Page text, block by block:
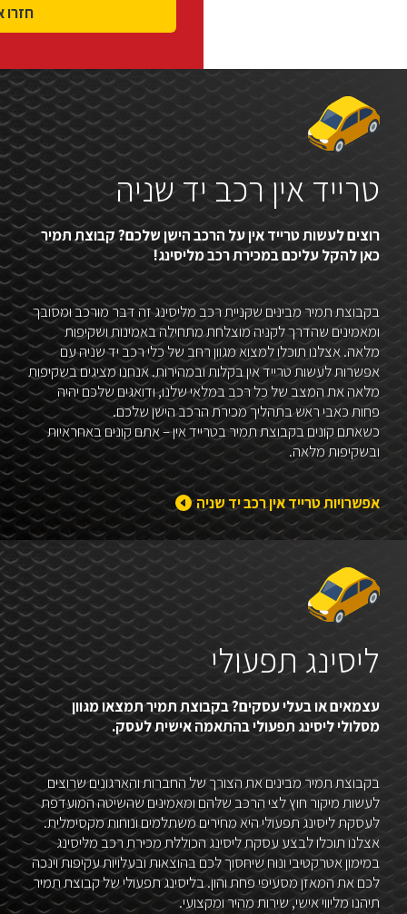
טרייד אין רכב יד שניה
רוצים לעשות טרייד אין על הרכב הישן שלכם? קבוצת תמיר
כאן להקל עליכם במכירת רכב מליסינג!
בקבוצת תמיר מבינים שקניית רכב מליסינג זה דבר מורכב ומסובך
ומאמינים שהדרך לקניה מוצלחת מתחילה באמינות ושקיפות
מלאה. אצלנו תוכלו למצוא מגוון רחב של כלי רכב יד שניה עם
אפשרות לעשות טרייד אין בקלות ובמהירות. אנחנו מציגים בשקיפות
מלאה את המצב של כל רכב במלאי שלנו, ודואגים שלכם יהיה
פחות כאבי ראש בתהליך מכירת הרכב הישן שלכם.
כשאתם קונים בקבוצת תמיר בטרייד אין – אתם קונים באחראיות
ובשקיפות מלאה.
אפשרויות טרייד אין רכב יד שניה
ליסינג תפעולי
עצמאים או בעלי עסקים? בקבוצת תמיר תמצאו מגוון
מסלולי ליסינג תפעולי בהתאמה אישית לעסק.
בקבוצת תמיר מבינים את הצורך של החברות והארגונים שרוצים
לעשות מיקור חוץ לצי הרכב שלהם ומאמינים שהשיטה המועדפת
לעסקת ליסינג תפעולי היא מחירים משתלמים ונוחות מקסימלית.
אצלנו תוכלו לבצע עסקת ליסינג הכוללת מכירת רכב מליסינג
במימון אטרקטיבי ונוח שיחסוך לכם בהוצאות ובעלויות עקיפות וינכה
לכם את המאזן מסעיפי פחת והון. בליסינג תפעולי של קבוצת תמיר
תיהנו מליווי אישי, שירות מהיר ומקצועי.